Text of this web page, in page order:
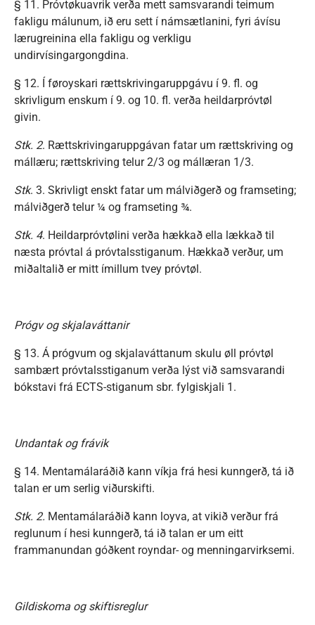
§ 11. Próvtøkuavrik verða mett samsvarandi teimum
fakligu málunum, ið eru sett í námsætlanini, fyri ávísu
lærugreinina ella fakligu og verkligu
undirvísingargongdina.
§ 12. Í føroyskari rættskrivingaruppgávu í 9. fl. og
skrivligum enskum í 9. og 10. fl. verða heildarpróvtøl
givin.
Stk. 2. Rættskrivingaruppgávan fatar um rættskriving og
mállæru; rættskriving telur 2/3 og mállæran 1/3.
Stk. 3. Skrivligt enskt fatar um málviðgerð og framseting;
málviðgerð telur ¼ og framseting ¾.
Stk. 4. Heildarpróvtølini verða hækkað ella lækkað til
næsta próvtal á próvtalsstiganum. Hækkað verður, um
miðaltalið er mitt ímillum tvey próvtøl.
Prógv og skjalaváttanir
§ 13. Á prógvum og skjalaváttanum skulu øll próvtøl
sambært próvtalsstiganum verða lýst við samsvarandi
bókstavi frá ECTS-stiganum sbr. fylgiskjali 1.
Undantak og frávik
§ 14. Mentamálaráðið kann víkja frá hesi kunngerð, tá ið
talan er um serlig viðurskifti.
Stk. 2. Mentamálaráðið kann loyva, at vikið verður frá
reglunum í hesi kunngerð, tá ið talan er um eitt
frammanundan góðkent royndar- og menningarvirksemi.
Gildiskoma og skiftisreglur